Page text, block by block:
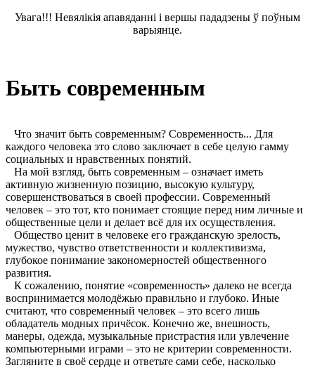
Увага!!! Невялікія апавяданні і вершы пададзены ў поўным
варыянце.
Быть современным
Что значит быть современным? Современность... Для
каждого человека это слово заключает в себе целую гамму
социальных и нравственных понятий.
На мой взгляд, быть современным – означает иметь
активную жизненную позицию, высокую культуру,
совершенствоваться в своей профессии. Современный
человек – это тот, кто понимает стоящие перед ним личные и
общественные цели и делает всё для их осуществления.
Общество ценит в человеке его гражданскую зрелость,
мужество, чувство ответственности и коллективизма,
глубокое понимание закономерностей общественного
развития.
К сожалению, понятие «современность» далеко не всегда
воспринимается молодёжью правильно и глубоко. Иные
считают, что современный человек – это всего лишь
обладатель модных причёсок. Конечно же, внешность,
манеры, одежда, музыкальные пристрастия или увлечение
компьютерными играми – это не критерии современности.
Загляните в своё сердце и ответьте сами себе, насколько